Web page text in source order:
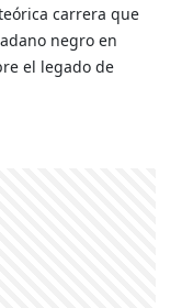
carrera que
negro en
el legado de